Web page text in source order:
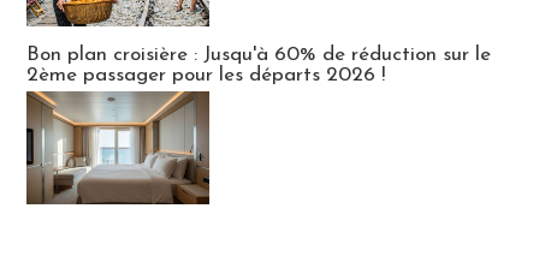
Bon plan croisière : Jusqu'à 60% de réduction sur le
2ème passager pour les départs 2026 !